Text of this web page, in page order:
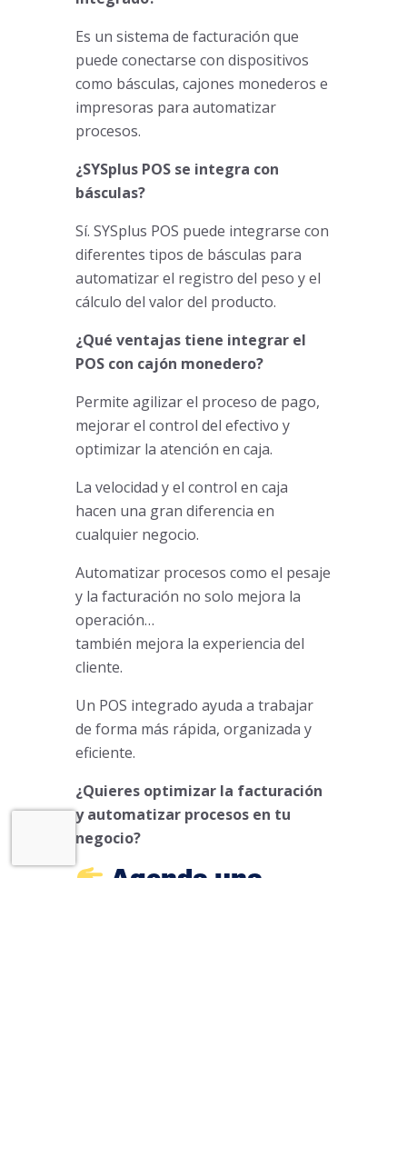
Es un sistema de facturación que
puede conectarse con dispositivos
como básculas, cajones monederos e
impresoras para automatizar
procesos.
¿SYSplus POS se integra con
básculas?
Sí. SYSplus POS puede integrarse con
diferentes tipos de básculas para
automatizar el registro del peso y el
cálculo del valor del producto.
¿Qué ventajas tiene integrar el
POS con cajón monedero?
Permite agilizar el proceso de pago,
mejorar el control del efectivo y
optimizar la atención en caja.
La velocidad y el control en caja
hacen una gran diferencia en
cualquier negocio.
Automatizar procesos como el pesaje
y la facturación no solo mejora la
operación…
también mejora la experiencia del
cliente.
Un POS integrado ayuda a trabajar
de forma más rápida, organizada y
eficiente.
¿Quieres optimizar la facturación
y automatizar procesos en tu
negocio?
Agenda una